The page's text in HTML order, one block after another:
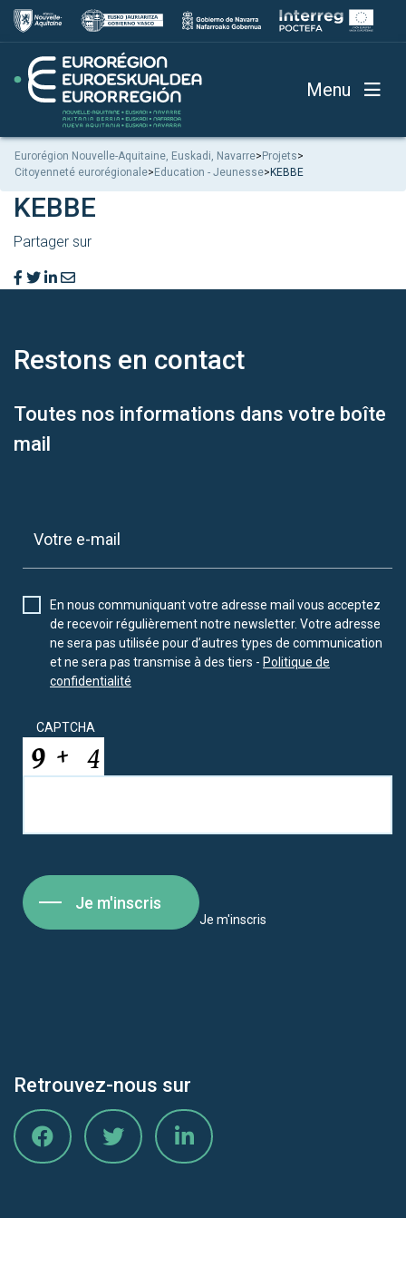
Menu
Eurorégion Nouvelle-Aquitaine, Euskadi, Navarre> Projets>
Citoyenneté eurorégionale> Education - Jeunesse> KEBBE
KEBBE
Partager sur
Restons en contact
Toutes nos informations dans votre boîte
mail
En nous communiquant votre adresse mail vous acceptez
de recevoir régulièrement notre newsletter. Votre adresse
ne sera pas utilisée pour d’autres types de communication
et ne sera pas transmise à des tiers - Politique de
confidentialité
CAPTCHA
Je m'inscris
Je m'inscris
Retrouvez-nous sur